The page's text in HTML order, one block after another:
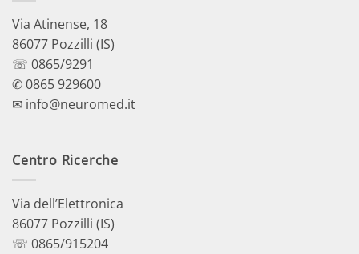
Via Atinense, 18
86077 Pozzilli (IS)
☏ 0865/9291
✆ 0865 929600
✉ info@neuromed.it
Centro Ricerche
Via dell’Elettronica
86077 Pozzilli (IS)
☏ 0865/915204